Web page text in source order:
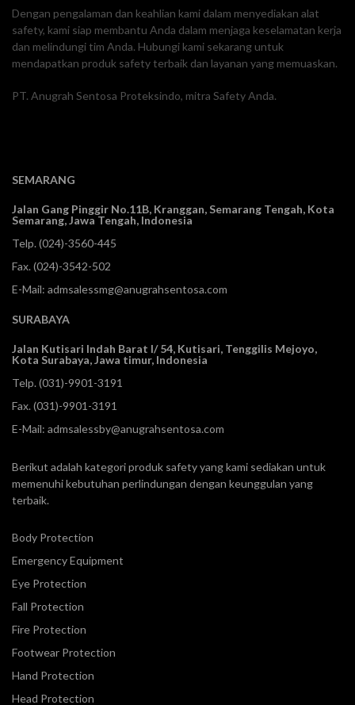
Dengan pengalaman dan keahlian kami dalam menyediakan alat
safety, kami siap membantu Anda dalam menjaga keselamatan kerja
dan melindungi tim Anda. Hubungi kami sekarang untuk
mendapatkan produk safety terbaik dan layanan yang memuaskan.
PT. Anugrah Sentosa Proteksindo, mitra Safety Anda.
SEMARANG
Jalan Gang Pinggir No.11B, Kranggan,Semarang Tengah, Kota
Semarang, Jawa Tengah, Indonesia
Telp.(024)-3560-445
Fax. (024)-3542-502
E-Mail: admsalessmg@anugrahsentosa.com
SURABAYA
Jalan Kutisari Indah Barat I/ 54, Kutisari, Tenggilis Mejoyo,
Kota Surabaya, Jawa timur, Indonesia
Telp.(031)-9901-3191
Fax. (031)-9901-3191
E-Mail: admsalessby@anugrahsentosa.com
Berikut adalah kategori produk safety yang kami sediakan untuk
memenuhi kebutuhan perlindungan dengan keunggulan yang
terbaik.
Body Protection
Emergency Equipment
Eye Protection
Fall Protection
Fire Protection
Footwear Protection
Hand Protection
Head Protection